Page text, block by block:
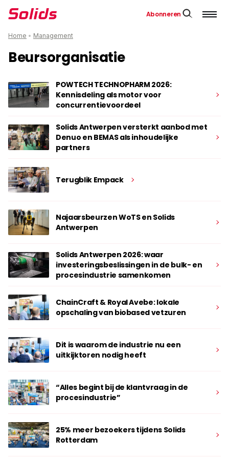
Abonneren
Home • Management
Beursorganisatie
POWTECH TECHNOPHARM 2026:
Kennisdeling als motor voor
concurrentievoordeel
Solids Antwerpen versterkt aanbod met
Denuo en BEMAS als inhoudelijke
partners
Terugblik Empack
Najaarsbeurzen WoTS en Solids
Antwerpen
Solids Antwerpen 2026: waar
investeringsbeslissingen in de bulk- en
procesindustrie samenkomen
ChainCraft & Royal Avebe: lokale
opschaling van biobased vetzuren
Dit is waarom de industrie nu een
uitkijktoren nodig heeft
“Alles begint bij de klantvraag in de
procesindustrie”
25% meer bezoekers tijdens Solids
Rotterdam